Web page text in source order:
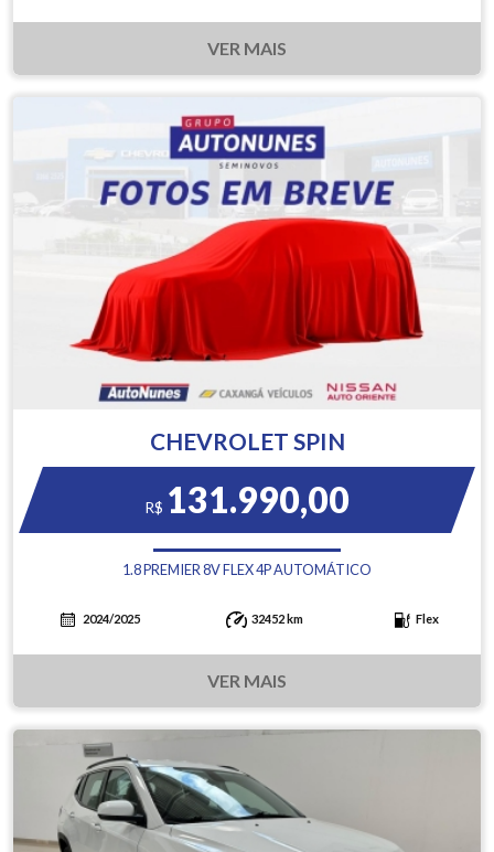
VER MAIS
CHEVROLET SPIN
R$ 131.990,00
1.8 PREMIER 8V FLEX 4P AUTOMÁTICO
2024/2025 32452 km Flex
VER MAIS